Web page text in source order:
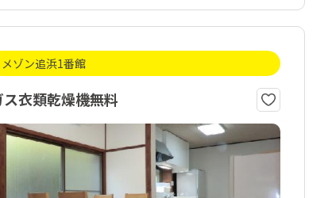
メゾン追浜1番館
ス衣類乾燥機無料